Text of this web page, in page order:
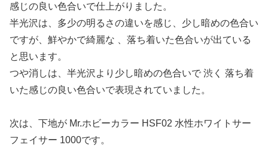
感じの良い色合いで仕上がりました。
半光沢は、多少の明るさの違いを感じ、少し暗めの色合い
ですが、鮮やかで綺麗な 、落ち着いた色合いが出ている
と思います。
つや消しは、半光沢より少し暗めの色合いで 渋く 落ち着
いた感じの良い色合いで表現されていました。
次は、下地が Mr.ホビーカラー HSF02 水性ホワイトサー
フェイサー 1000です。